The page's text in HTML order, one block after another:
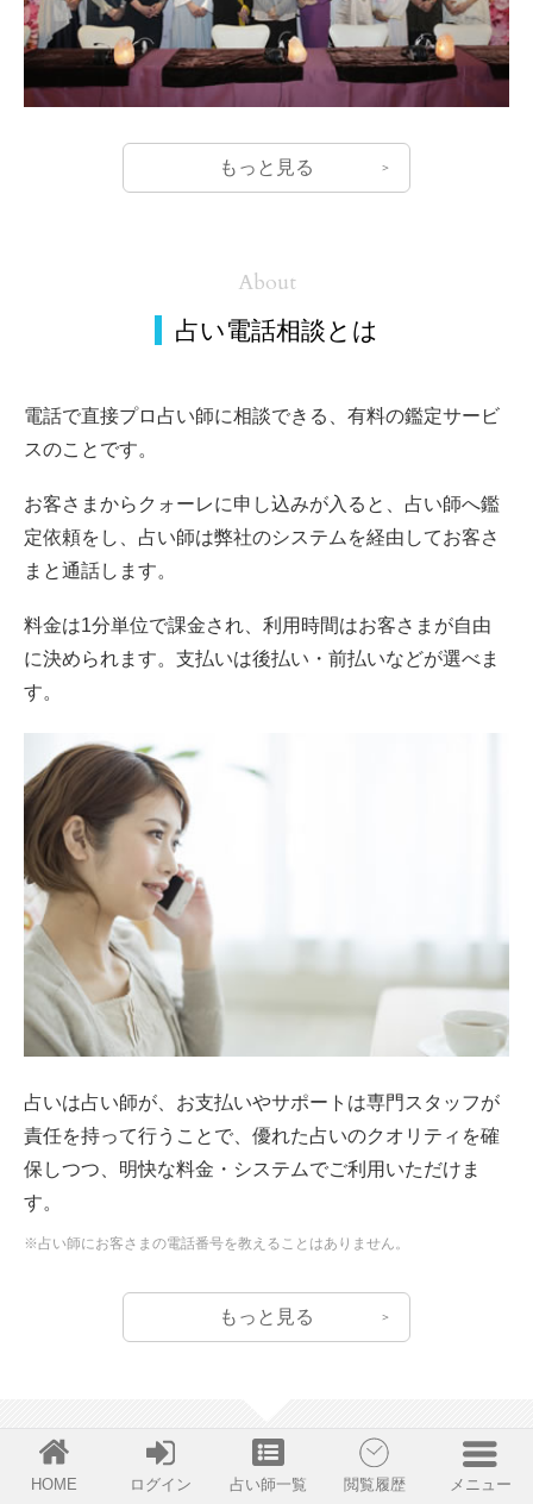
もっと見る
About
占い電話相談とは
電話で直接プロ占い師に相談できる、有料の鑑定サービ
スのことです。
お客さまからクォーレに申し込みが入ると、占い師へ鑑
定依頼をし、占い師は弊社のシステムを経由してお客さ
まと通話します。
料金は1分単位で課金され、利用時間はお客さまが自由
に決められます。支払いは後払い・前払いなどが選べま
す。
占いは占い師が、お支払いやサポートは専門スタッフが
責任を持って行うことで、優れた占いのクオリティを確
保しつつ、明快な料金・システムでご利用いただけま
す。
※占い師にお客さまの電話番号を教えることはありません。
もっと見る
Entry
HOME ログイン 占い師一覧 閲覧履歴 メニュー